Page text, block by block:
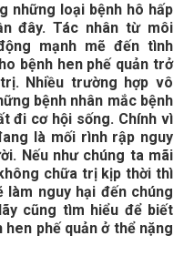
những loại bệnh hô hấp
đây. Tác nhân từ môi
mạnh mẽ đến tình
bệnh hen phế quản trở
Nhiều trường hợp vô
bệnh nhân mắc bệnh
đi cơ hội sống. Chính vì
là mối rình rập nguy
Nếu như chúng ta mãi
chữa trị kịp thời thì
làm nguy hại đến chúng
cũng tìm hiểu để biết
phế quản ở thể nặng